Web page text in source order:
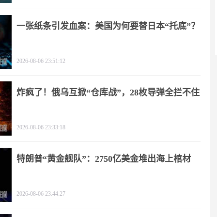
一张纸条引发血案：美国为何要替日本“托底”？
2026-08-06 23:51:12
炸疯了！俄乌互掀“仓库战”，28枚导弹全拦不住
2026-08-06 23:33:18
特朗普“黄金舰队”：2750亿美金堆出海上棺材
2026-08-06 23:44:27